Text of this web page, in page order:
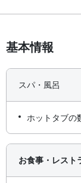
基本情報
スパ・風呂
ホットタブの
お食事・レスト